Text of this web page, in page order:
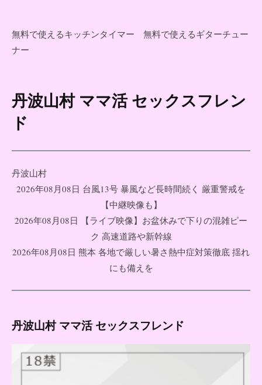
無料で使えるキッチンタイマー
無料で使えるギターチュー
ナー
コ
テ
へ
ス
ッ
丹波山村 ママ活 セックスフレン
ド
丹波山村
2026年08月08日 台風13号 暴風など長時間続く 厳重警戒を
【中継映像も】
2026年08月08日 【ライブ映像】お盆休みで下りの混雑ピー
ク 高速道路や新幹線
2026年08月08日 熊本 各地で厳しい暑さ熱中症対策徹底 揺れ
にも備えを
丹波山村 ママ活 セックスフレンド